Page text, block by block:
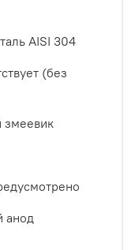
AISI 304
(без
змеевик
анод